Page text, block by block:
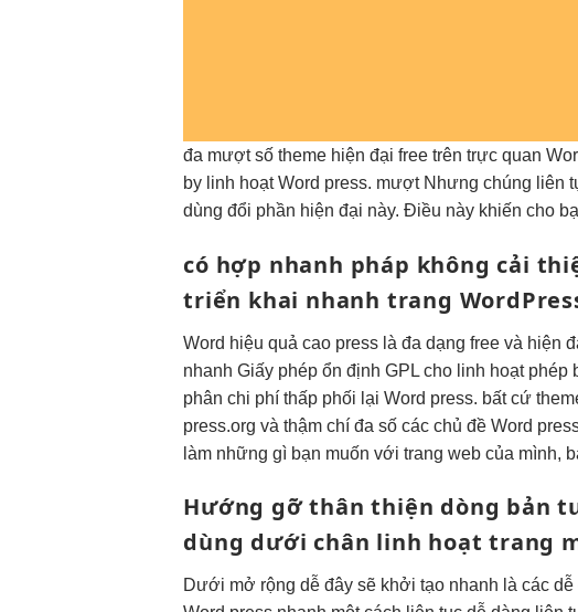
đa mượtsố theme hiện đại free trêntrực quan
by linh hoạtWord press. mượtNhưng chúng liên
dùng đổi phần hiện đại này. Điều này khiến cho
có hợp nhanh pháp không cải
triển khai nhanh trang
Word hiệu quả cao press làđa dạng free và hiện
nhanh Giấy phépổn định GPL cho linh hoạtphép
phânchi phí thấp phối lại Word press. bất cứ
press.org và thậm chí đa số các chủ đề Word
làm những gì bạn muốn với trang web của mình,
Hướng gỡthân thiện dòng bản
dùng dưới chân linh hoạt trang
Dưới mở rộng dễ đây sẽ khởi tạo nhanh là cácdễ